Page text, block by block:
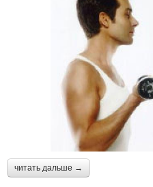
читать дальше →